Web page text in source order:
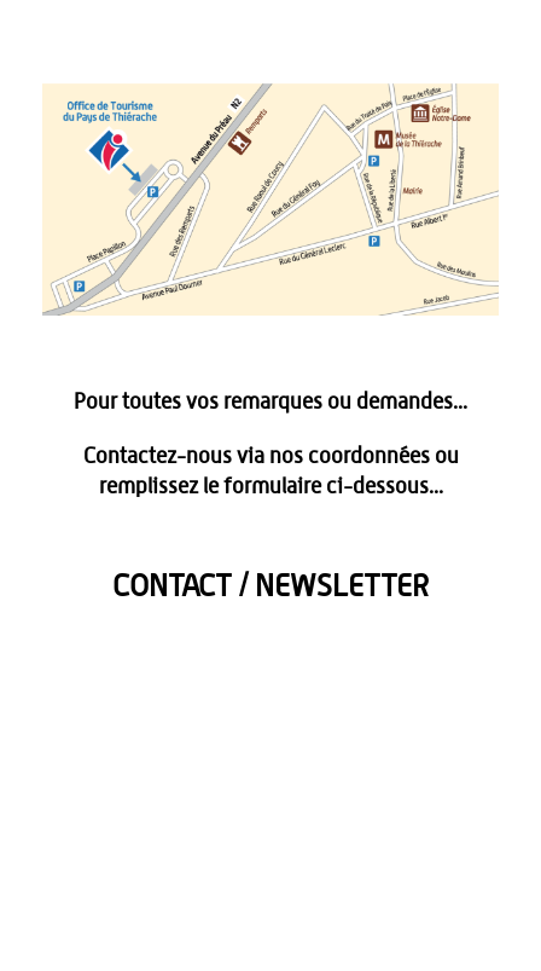
Pour toutes vos remarques ou demandes...
Contactez-nous via nos coordonnées ou
remplissez le formulaire ci-dessous...
CONTACT / NEWSLETTER